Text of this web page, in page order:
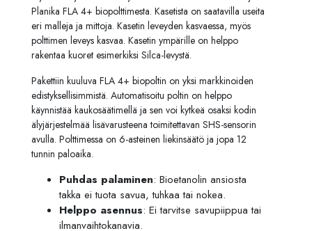
Planika FLA 4+ biopolttimesta. Kasetista on saatavilla useita
eri malleja ja mittoja. Kasetin leveyden kasvaessa, myös
polttimen leveys kasvaa. Kasetin ympärille on helppo
rakentaa kuoret esimerkiksi Silca-levystä.
Pakettiin kuuluva FLA 4+ biopoltin on yksi markkinoiden
edistyksellisimmistä. Automatisoitu poltin on helppo
käynnistää kaukosäätimellä ja sen voi kytkeä osaksi kodin
älyjärjestelmää lisävarusteena toimitettavan SHS-sensorin
avulla. Polttimessa on 6-asteinen liekinsäätö ja jopa 12
tunnin paloaika.
Puhdas palaminen: Bioetanolin ansiosta
takka ei tuota savua, tuhkaa tai nokea.
Helppo asennus: Ei tarvitse savupiippua tai
ilmanvaihtokanavia.